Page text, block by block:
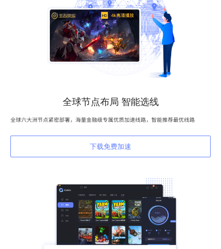
全球节点布局 智能选线
全球六大洲节点紧密部署，海量金融级专属优质加速线路，智能推荐最优线路
下载免费加速